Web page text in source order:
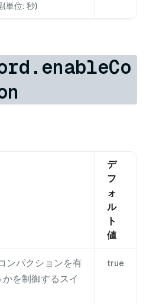
(単位: 秒)
デ
フ
ォ
ル
ト
値
ンパクションを有
を制御するスイ
true